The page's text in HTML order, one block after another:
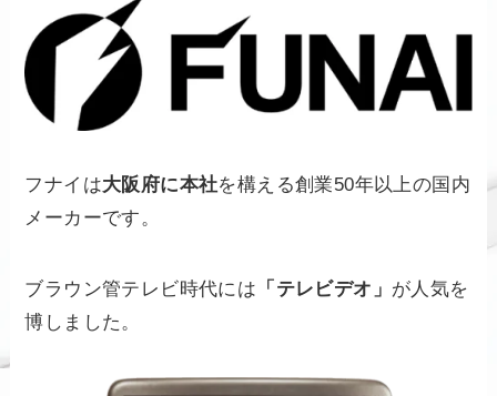
フナイは大阪府に本社を構える創業50年以上の国内
メーカーです。
ブラウン管テレビ時代には 「テレビデオ」 が人気を
博しました。